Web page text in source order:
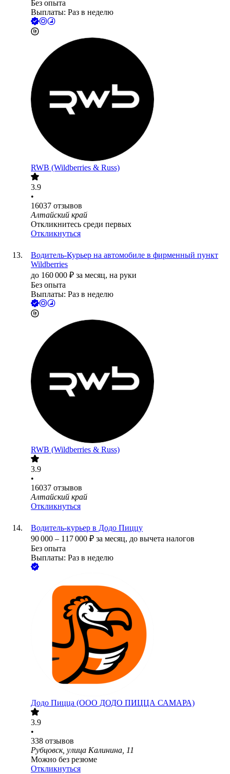
Без опыта
Выплаты: Раз в неделю
RWB (Wildberries & Russ)
3.9
•
16037 отзывов
Алтайский край
Откликнитесь среди первых
Откликнуться
Водитель-Курьер на автомобиле в фирменный пункт
Wildberries
до 160 000 ₽ за месяц, на руки
Без опыта
Выплаты: Раз в неделю
RWB (Wildberries & Russ)
3.9
•
16037 отзывов
Алтайский край
Откликнуться
Водитель-курьер в Додо Пиццу
90 000 – 117 000 ₽ за месяц, до вычета налогов
Без опыта
Выплаты: Раз в неделю
Додо Пицца (ООО ДОДО ПИЦЦА САМАРА)
3.9
•
338 отзывов
Рубцовск, улица Калинина, 11
Можно без резюме
Откликнуться